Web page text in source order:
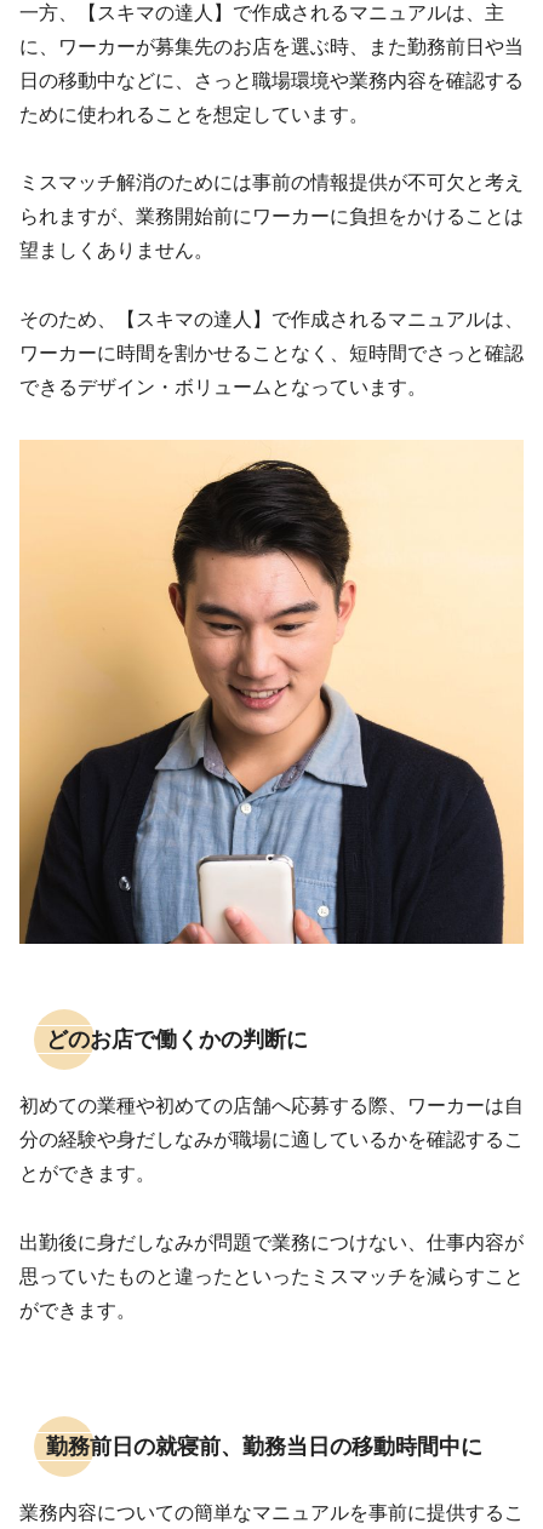
一方、【スキマの達人】で作成されるマニュアルは、主
に、ワーカーが募集先のお店を選ぶ時、また勤務前日や当
日の移動中などに、さっと職場環境や業務内容を確認する
ために使われることを想定しています。
ミスマッチ解消のためには事前の情報提供が不可欠と考え
られますが、業務開始前にワーカーに負担をかけることは
望ましくありません。
そのため、【スキマの達人】で作成されるマニュアルは、
ワーカーに時間を割かせることなく、短時間でさっと確認
できるデザイン・ボリュームとなっています。
どのお店で働くかの判断に
初めての業種や初めての店舗へ応募する際、ワーカーは自
分の経験や身だしなみが職場に適しているかを確認するこ
とができます。
出勤後に身だしなみが問題で業務につけない、仕事内容が
思っていたものと違ったといったミスマッチを減らすこと
ができます。
勤務前日の就寝前、勤務当日の移動時間中に
業務内容についての簡単なマニュアルを事前に提供するこ